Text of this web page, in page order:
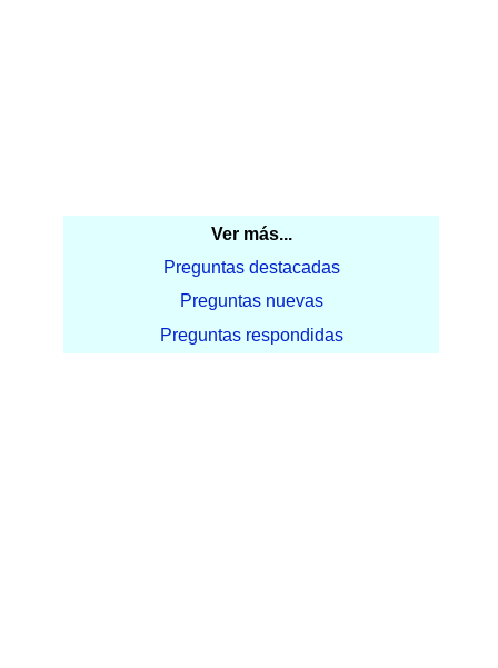
Ver más...
Preguntas destacadas
Preguntas nuevas
Preguntas respondidas